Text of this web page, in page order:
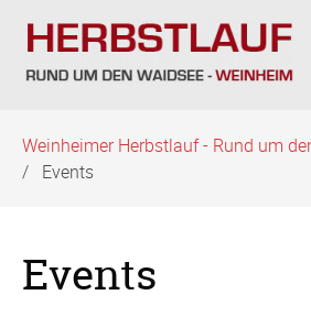
überspringen
Weinheimer Herbstlauf - Rund um
Events
Events